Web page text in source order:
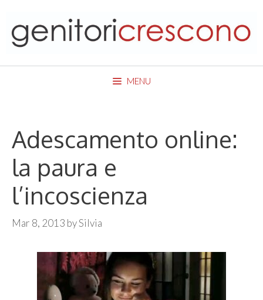
content
MENU
Adescamento online:
la paura e
l’incoscienza
Mar 8, 2013 bySilvia